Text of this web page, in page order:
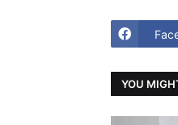
YOU